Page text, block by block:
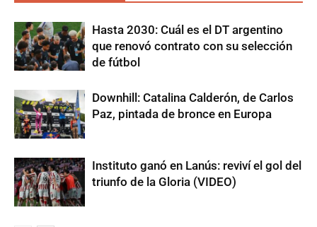
Hasta 2030: Cuál es el DT argentino
que renovó contrato con su selección
de fútbol
Downhill: Catalina Calderón, de Carlos
Paz, pintada de bronce en Europa
Instituto ganó en Lanús: reviví el gol del
triunfo de la Gloria (VIDEO)